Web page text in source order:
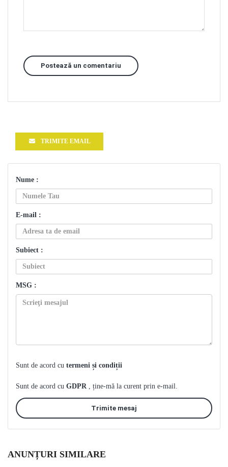
Postează un comentariu
TRIMITE EMAIL
Nume :
E-mail :
Subiect :
MSG :
Sunt de acord cu termeni și condiții
Sunt de acord cu GDPR , ține-mă la curent prin e-mail.
Trimite mesaj
ANUNȚURI SIMILARE